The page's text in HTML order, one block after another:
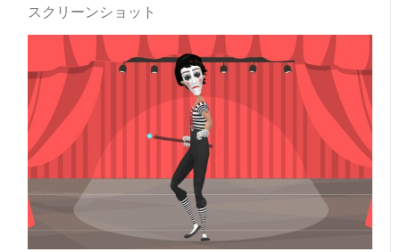
スクリーンショット